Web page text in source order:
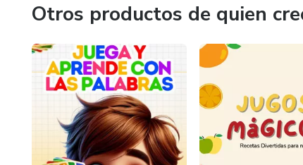
Otros productos de quien